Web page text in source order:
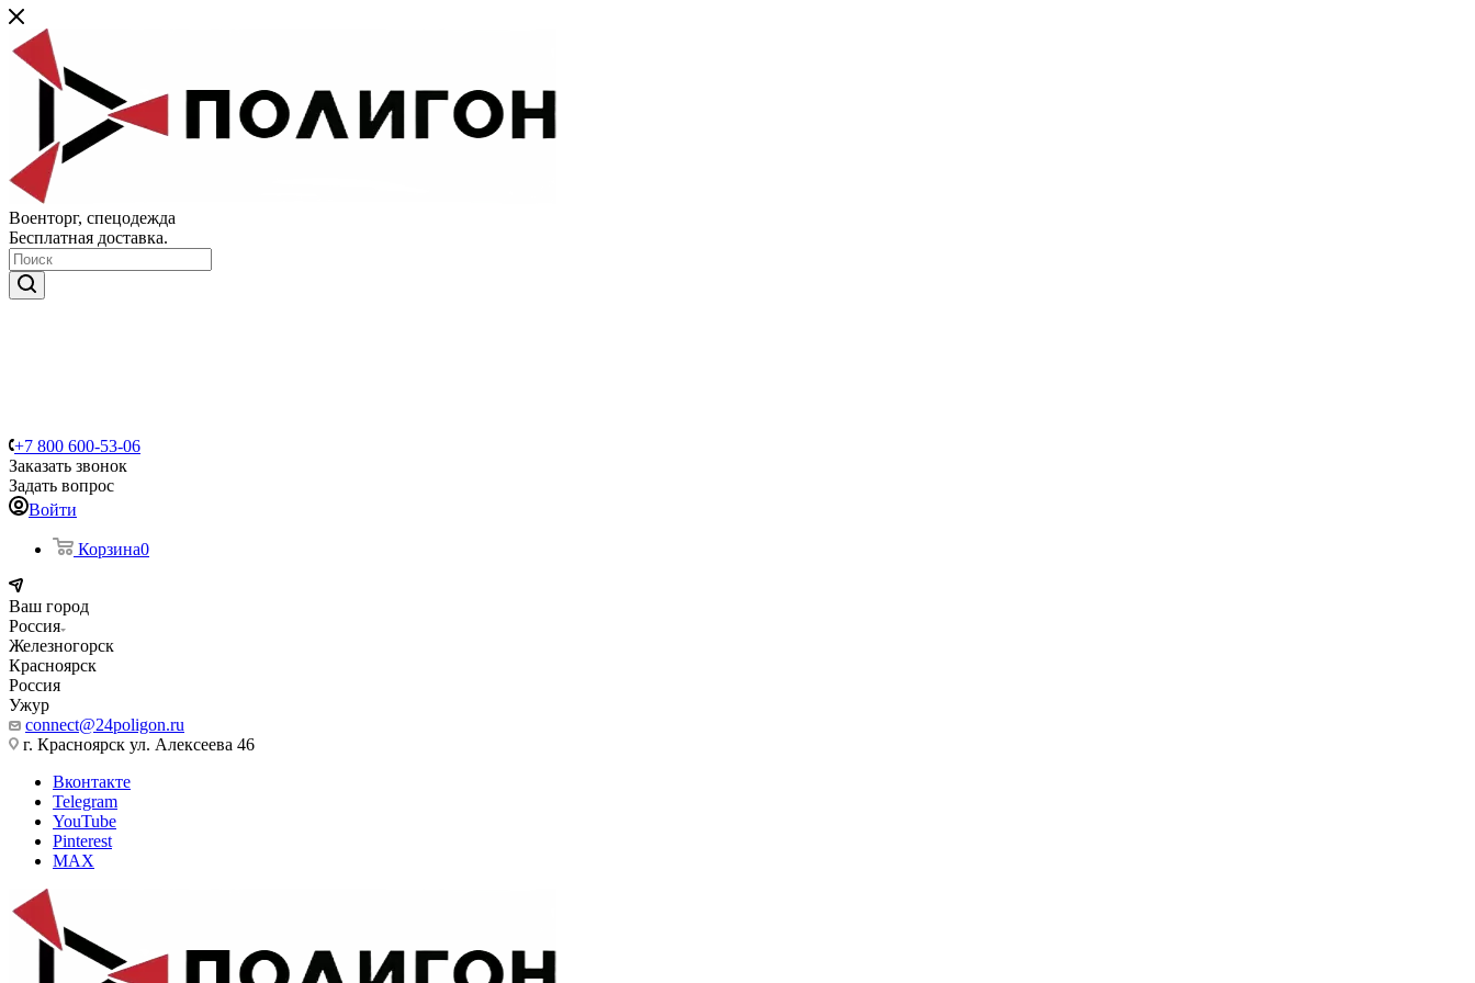
Военторг, спецодежда
Бесплатная доставка.
+7 800 600-53-06
Заказать звонок
Задать вопрос
Войти
Корзина0
Ваш город
Россия
Железногорск
Красноярск
Россия
Ужур
connect@24poligon.ru
г. Красноярск ул. Алексеева 46
Вконтакте
Telegram
YouTube
Pinterest
MAX